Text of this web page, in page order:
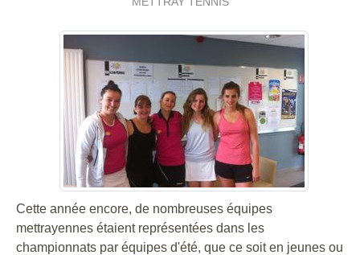
Cette année encore, de nombreuses équipes
mettrayennes étaient représentées dans les
championnats par équipes d'été, que ce soit en jeunes ou